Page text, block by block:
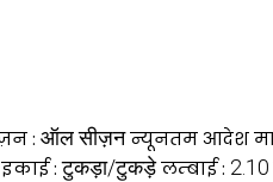
: ऑल सीज़नन्यूनतम आदेश
:टुकड़ा/टुकड़ेलम्बाई : 2.10